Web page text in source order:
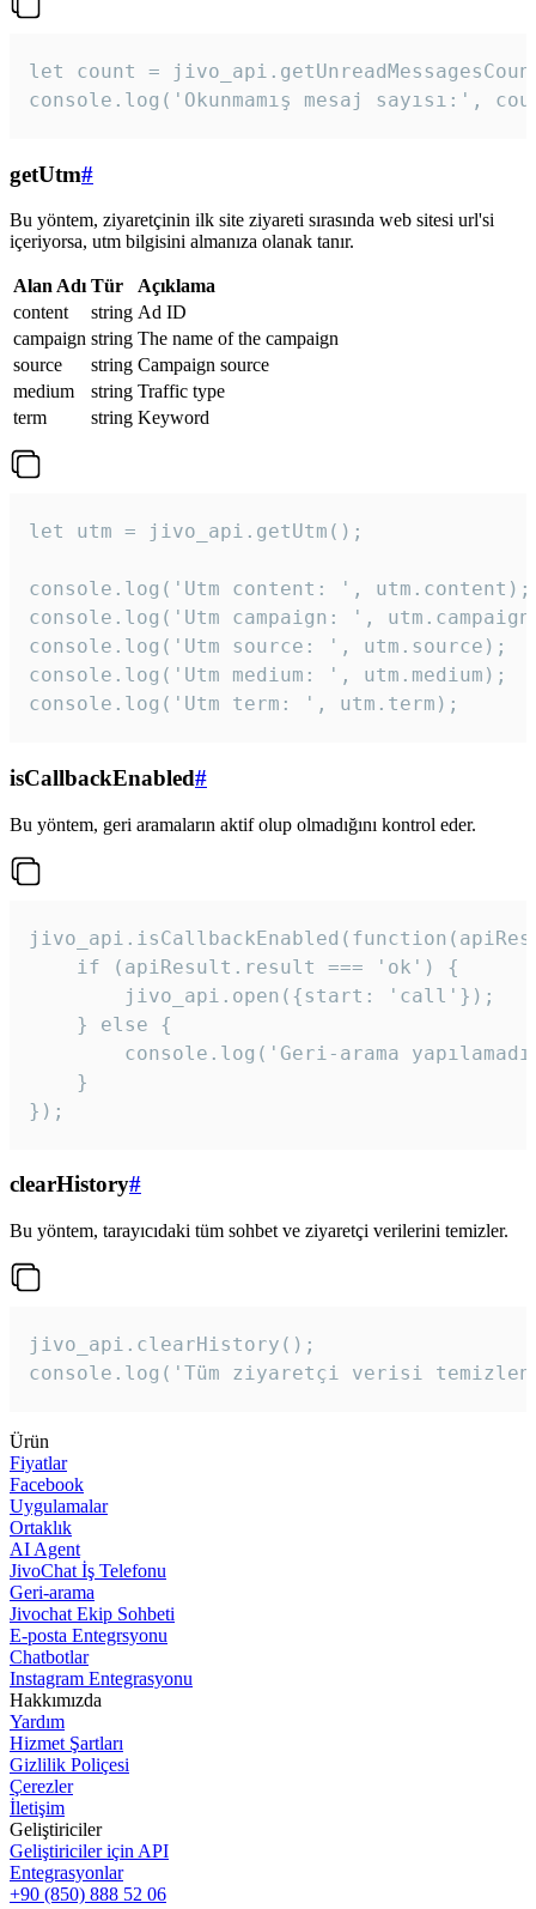
let count =
console.log('Okunmamış mesaj sayısı:',
getUtm#
Bu yöntem, ziyaretçinin ilk site ziyareti sırasında web sitesi url'si
içeriyorsa, utm bilgisini almanıza olanak tanır.
Alan Adı Tür
Açıklama
content
string Ad ID
campaign string The name of the campaign
source
string Campaign source
medium
string Traffic type
term
string Keyword
let utm = jivo_api.getUtm();
console.log('Utm content: ', utm.content);
console.log('Utm campaign: ',
console.log('Utm source: ', utm.source);
console.log('Utm medium: ', utm.medium);
console.log('Utm term: ', utm.term);
isCallbackEnabled#
Bu yöntem, geri aramaların aktif olup olmadığını kontrol eder.
    if (apiResult.result === 'ok') {
        jivo_api.open({start: 'call'});
    } else {
console.log('Geri-arama
    }
});
clearHistory#
Bu yöntem, tarayıcıdaki tüm sohbet ve ziyaretçi verilerini temizler.
jivo_api.clearHistory();
console.log('Tüm ziyaretçi verisi
Ürün
Fiyatlar
Facebook
Uygulamalar
Ortaklık
AI Agent
JivoChat İş Telefonu
Geri-arama
Jivochat Ekip Sohbeti
E-posta Entegrsyonu
Chatbotlar
Instagram Entegrasyonu
Hakkımızda
Yardım
Hizmet Şartları
Gizlilik Poliçesi
Çerezler
İletişim
Geliştiriciler
Geliştiriciler için API
Entegrasyonlar
+90 (850) 888 52 06